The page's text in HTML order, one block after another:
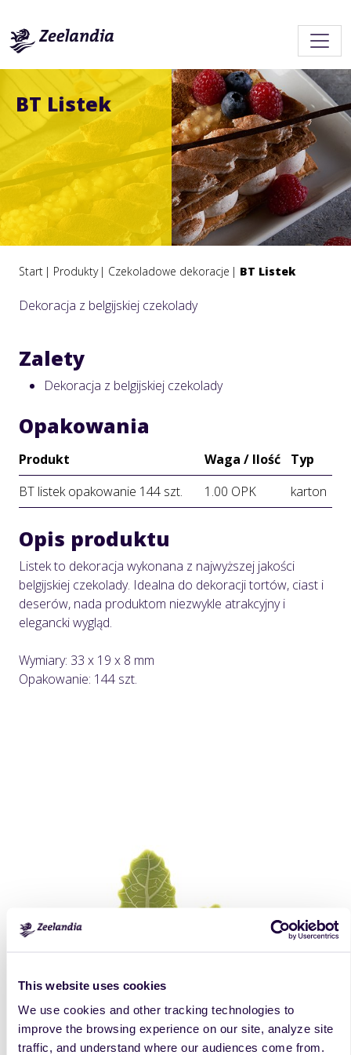
This website uses cookies
We use cookies and other tracking technologies to
improve the browsing experience on our site, analyze site
traffic, and understand where our audiences come from.
BT Listek
Start Produkty Czekoladowe dekoracje BT Listek
Dekoracja z belgijskiej czekolady
Zalety
Dekoracja z belgijskiej czekolady
Opakowania
Produkt Waga / Ilość
Typ
BT listek opakowanie 144 szt.
1.00 OPK karton
Opis produktu
Listek to dekoracja wykonana z najwyższej jakości
belgijskiej czekolady. Idealna do dekoracji tortów, ciast i
deserów, nada produktom niezwykle atrakcyjny i
elegancki wygląd.
Wymiary: 33 x 19 x 8 mm
Opakowanie: 144 szt.